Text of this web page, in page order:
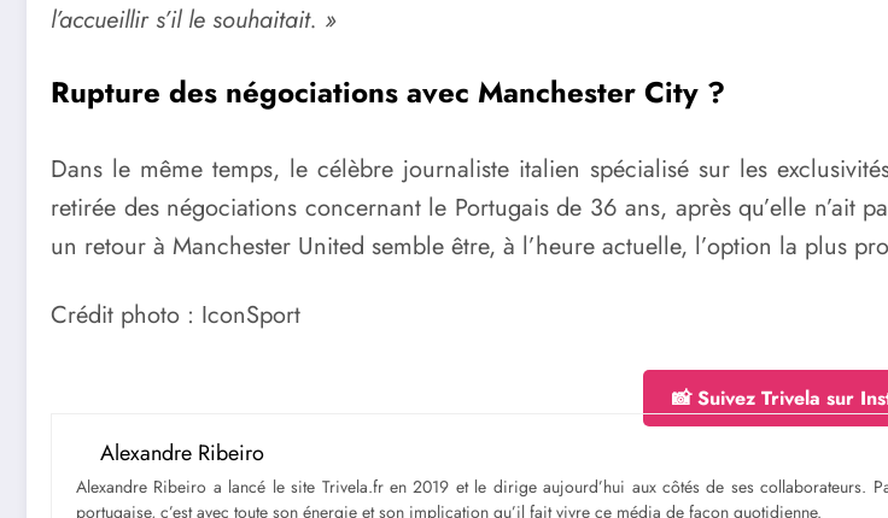
l’accueillir s’il le souhaitait. »
Rupture des négociations avec Manchester City ?
Dans le même temps, le célèbre journaliste italien spécialisé sur les
retirée des négociations concernant le Portugais de 36 ans, après qu’elle n’ait
un retour à Manchester United semble être, à l’heure actuelle, l’option la plus
Crédit photo : IconSport
📸 Suivez Trivela sur
Alexandre Ribeiro
Alexandre Ribeiro a lancé le site Trivela.fr en 2019 et le dirige aujourd’hui aux côtés de ses collaborateurs.
portugaise, c’est avec toute son énergie et son implication qu’il fait vivre ce média de façon quotidienne.